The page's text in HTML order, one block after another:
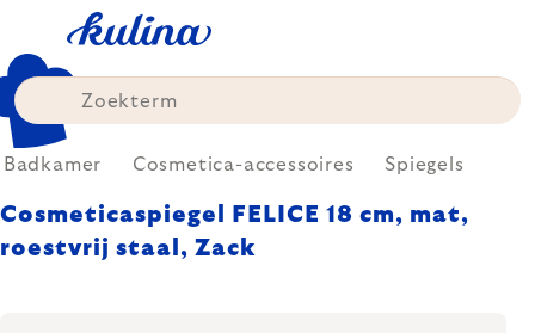
content
Badkamer Cosmetica-accessoires Spiegels
Cosmeticaspiegel FELICE 18 cm, mat,
roestvrij staal, Zack